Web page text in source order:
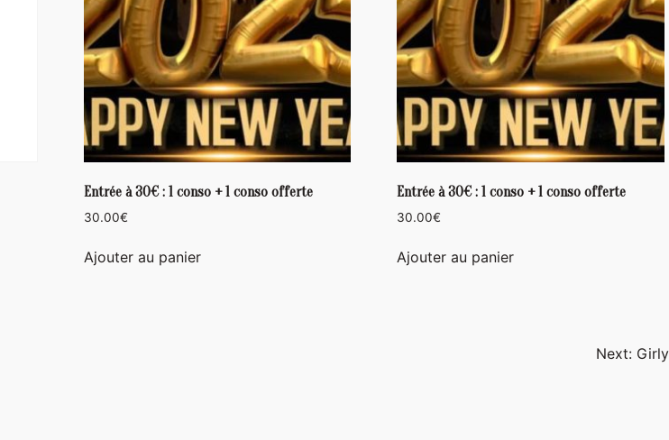
Entrée à 30€ : 1 conso + 1 conso offerte
30.00€
Ajouter au panier
Entrée à 30€ : 1 conso + 1 conso offerte
30.00€
Ajouter au panier
Next: Girly